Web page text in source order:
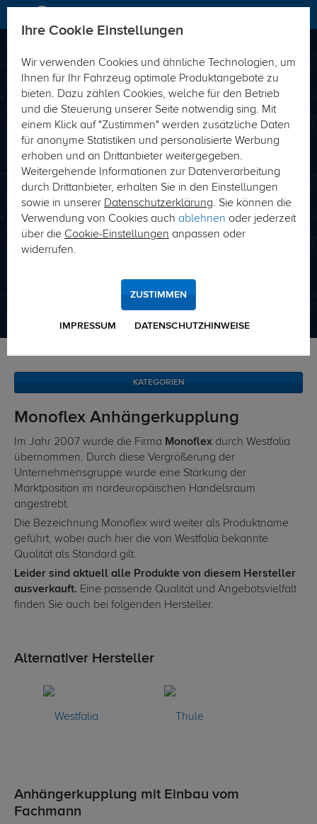
Direkt passende Produkte zu Ihrem Fahrzeug-
Typ finden
Fahrzeug-Typ Schlüsselnummer (HSN/TSN)
SUCHE
KATEGORIEN
Monoflex Anhängerkupplung
Im Jahr 2007 wurde die Firma Monoflex durch Westfalia
übernommen. Durch diese Vergrößerung der
Unternehmensgruppe wurde eine Stärkung der
Marktposition im nordeuropäischen Handelsraum
angestrebt.
Die Bezeichnung Monoflex wird weiter als Produktname
geführt, wobei auch hier die von Westfalia bekannte
Qualität als Standard gilt.
Leider sind aktuell alle Produkte von diesem Hersteller
ausverkauft. Eine passende Qualität und Angebotsvielfalt
finden Sie auch bei folgenden Hersteller.
Alternativer Hersteller
Anhängerkupplung mit Einbau vom
Fachmann
Ihre Cookie Einstellungen
Wir verwenden Cookies und ähnliche Technologien, um
Ihnen für Ihr Fahrzeug optimale Produktangebote zu
bieten. Dazu zählen Cookies, welche für den Betrieb
und die Steuerung unserer Seite notwendig sing. Mit
einem Klick auf "Zustimmen" werden zusätzliche Daten
für anonyme Statistiken und personalisierte Werbung
erhoben und an Drittanbieter weitergegeben.
Weitergehende Informationen zur Datenverarbeitung
durch Drittanbieter, erhalten Sie in den Einstellungen
sowie in unserer Datenschutzerklärung. Sie können die
Verwendung von Cookies auch ablehnen oder jederzeit
über die Cookie-Einstellungen anpassen oder
widerrufen.
IMPRESSUM DATENSCHUTZHINWEISE
ZUSTIMMEN